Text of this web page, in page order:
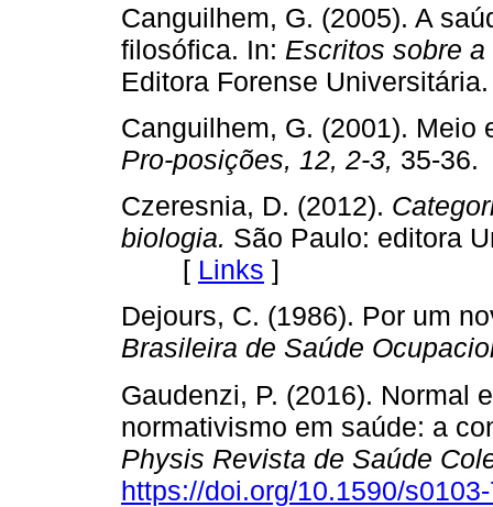
Canguilhem, G. (2005). A
filosófica. In: Escritos sobre
Editora Forense
Canguilhem, G. (2001).
Pro-posições, 12, 2-3, 35-
Czeresnia, D. (2012).
biologia. São Paulo: editora
[ Links ]
Dejours, C. (1986). Por um
Brasileira de Saúde
Gaudenzi, P. (2016). Normal
normativismo em saúde: a
Physis Revista de Saúde
https://doi.org/10.1590/